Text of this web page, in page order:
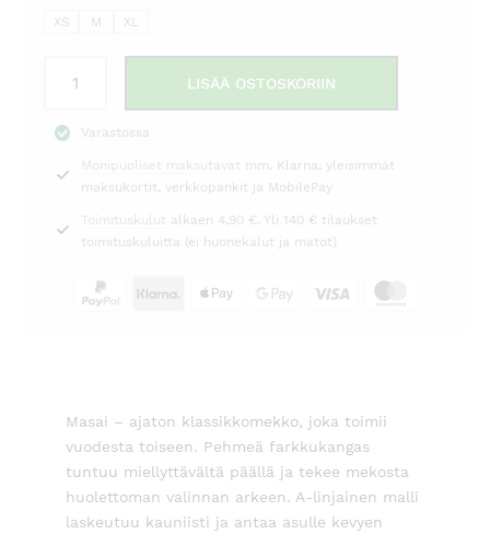
XS M XL
Nokolo
Masai
määrä
LISÄÄ OSTOSKORIIN
Varastossa
Monipuoliset maksutavat mm. Klarna, yleisimmät
maksukortit, verkkopankit ja MobilePay
Toimituskulut alkaen 4,90 €. Yli 140 € tilaukset
toimituskuluitta (ei huonekalut ja matot)
Masai – ajaton klassikkomekko, joka toimii
vuodesta toiseen. Pehmeä farkkukangas
tuntuu miellyttävältä päällä ja tekee mekosta
huolettoman valinnan arkeen. A-linjainen malli
laskeutuu kauniisti ja antaa asulle kevyen